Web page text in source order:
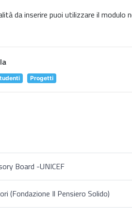
da inserire puoi utilizzare il modulo
Progetti
Board -UNICEF
(Fondazione Il Pensiero Solido)